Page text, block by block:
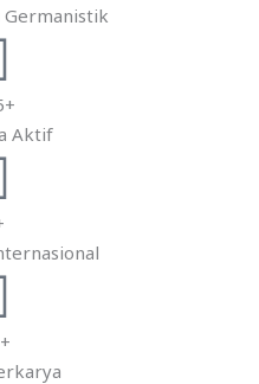
Germanistik
Aktif